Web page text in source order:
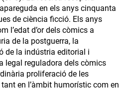
en els anys cinquanta
de ciència ficció. Els anys
l’edat d’or dels còmics a
de la postguerra, la
de la indústria editorial i
legal reguladora dels còmics
proliferació de les
tant en l’àmbit humorístic com en